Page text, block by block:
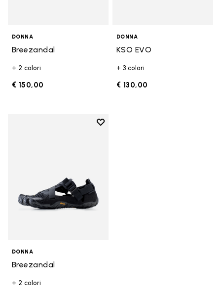
DONNA
Breezandal
+ 2 colori
€ 150,00
DONNA
KSO EVO
+ 3 colori
€ 130,00
Add to wishlist
DONNA
Breezandal
+ 2 colori